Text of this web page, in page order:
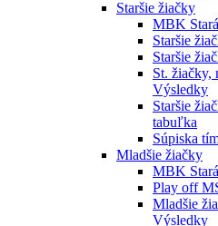
Staršie žiačky
MBK
Staršie
Staršie
St. žiačky,
Výsledky
Staršie
tabuľka
Súpiska
Mladšie žiačky
MBK
Play off
Mladšie
Výsledky